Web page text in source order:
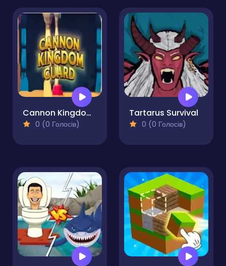
Cannon Kingdom Guard Pro
0 (0 Голосів)
Tartarus Survival
0 (0 Голосів)